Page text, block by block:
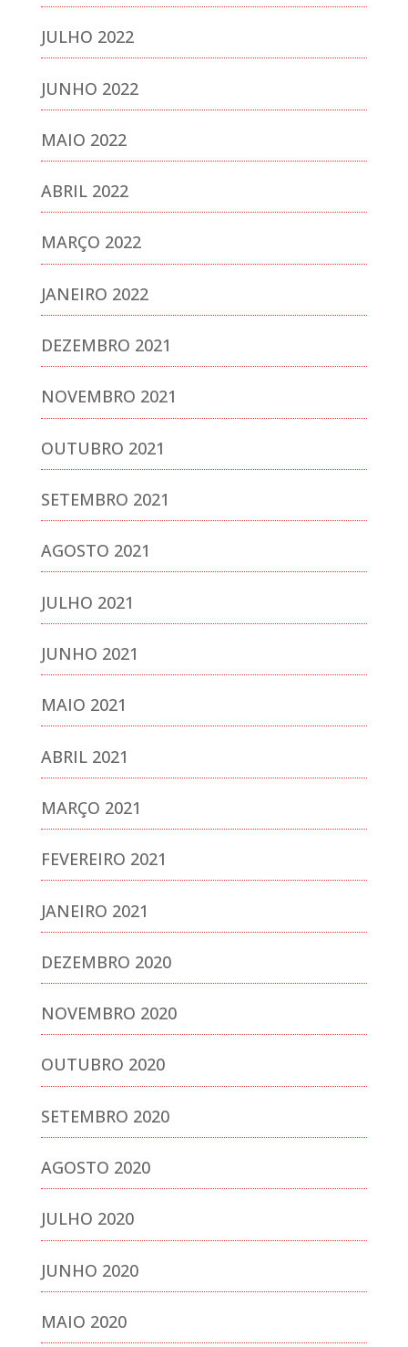
JULHO 2022
JUNHO 2022
MAIO 2022
ABRIL 2022
MARÇO 2022
JANEIRO 2022
DEZEMBRO 2021
NOVEMBRO 2021
OUTUBRO 2021
SETEMBRO 2021
AGOSTO 2021
JULHO 2021
JUNHO 2021
MAIO 2021
ABRIL 2021
MARÇO 2021
FEVEREIRO 2021
JANEIRO 2021
DEZEMBRO 2020
NOVEMBRO 2020
OUTUBRO 2020
SETEMBRO 2020
AGOSTO 2020
JULHO 2020
JUNHO 2020
MAIO 2020